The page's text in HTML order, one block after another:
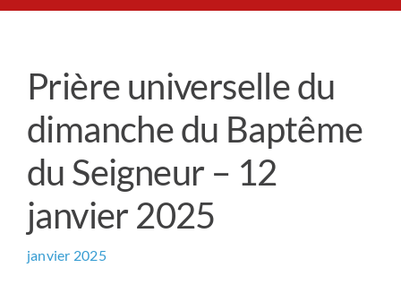
Prière universelle
Qui sommes-nous ?
Contact
Prière universelle du
dimanche du Baptême
du Seigneur – 12
janvier 2025
janvier 2025